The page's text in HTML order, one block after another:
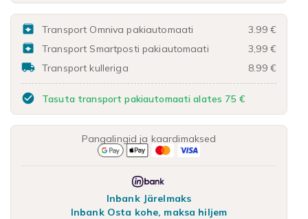
 Transport Omniva pakiautomaati 3.99 €
 Transport Smartposti pakiautomaati 3,99 €
 Transport kulleriga 8.99 €
check_circle Tasuta transport pakiautomaati alates 75 €
Pangalingid ja kaardimaksed
Inbank Järelmaks
Inbank Osta kohe, maksa hiljem